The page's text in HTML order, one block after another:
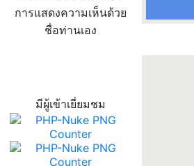
การแสดงความเห็นด้วย
ชื่อท่านเอง
มีผู้เข้าเยี่ยมชม